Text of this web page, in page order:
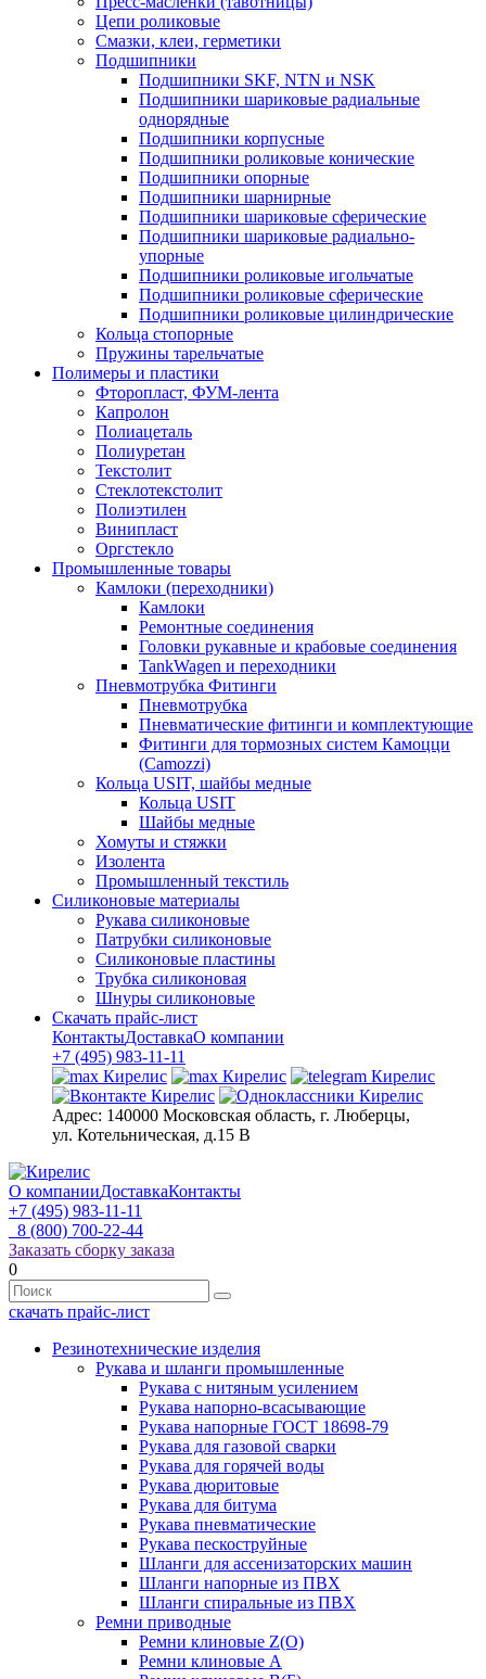
Цепи роликовые
Смазки, клеи, герметики
Подшипники
Подшипники SKF, NTN и NSK
Подшипники шариковые радиальные
однорядные
Подшипники корпусные
Подшипники роликовые конические
Подшипники опорные
Подшипники шарнирные
Подшипники шариковые сферические
Подшипники шариковые радиально-
упорные
Подшипники роликовые игольчатые
Подшипники роликовые сферические
Подшипники роликовые цилиндрические
Кольца стопорные
Пружины тарельчатые
Полимеры и пластики
Фторопласт, ФУМ-лента
Капролон
Полиацеталь
Полиуретан
Текстолит
Стеклотекстолит
Полиэтилен
Винипласт
Оргстекло
Промышленные товары
Камлоки (переходники)
Камлоки
Ремонтные соединения
Головки рукавные и крабовые соединения
TankWagen и переходники
Пневмотрубка Фитинги
Пневмотрубка
Пневматические фитинги и комплектующие
Фитинги для тормозных систем Камоцци
(Camozzi)
Кольца USIT, шайбы медные
Кольца USIT
Шайбы медные
Хомуты и стяжки
Изолента
Промышленный текстиль
Силиконовые материалы
Рукава силиконовые
Патрубки силиконовые
Силиконовые пластины
Трубка силиконовая
Шнуры силиконовые
Скачать прайс-лист
КонтактыДоставкаО компании
+7 (495) 983-11-11
Адрес: 140000 Московская область, г. Люберцы,
ул. Котельническая, д.15 В
О компанииДоставкаКонтакты
+7 (495) 983-11-11
8 (800) 700-22-44
Заказать сборку заказа
0
скачать прайс-лист
Резинотехнические изделия
Рукава и шланги промышленные
Рукава с нитяным усилением
Рукава напорно-всасывающие
Рукава напорные ГОСТ 18698-79
Рукава для газовой сварки
Рукава для горячей воды
Рукава дюритовые
Рукава для битума
Рукава пневматические
Рукава пескоструйные
Шланги для ассенизаторских машин
Шланги напорные из ПВХ
Шланги спиральные из ПВХ
Ремни приводные
Ремни клиновые Z(О)
Ремни клиновые А